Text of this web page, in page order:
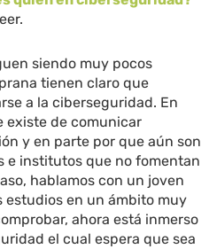
siendo muy pocos
tienen claro que
a la ciberseguridad. En
existe de comunicar
y en parte por que aún son
e institutos que no fomentan
hablamos con un joven
estudios en un ámbito muy
ahora está inmerso
el cual espera que sea